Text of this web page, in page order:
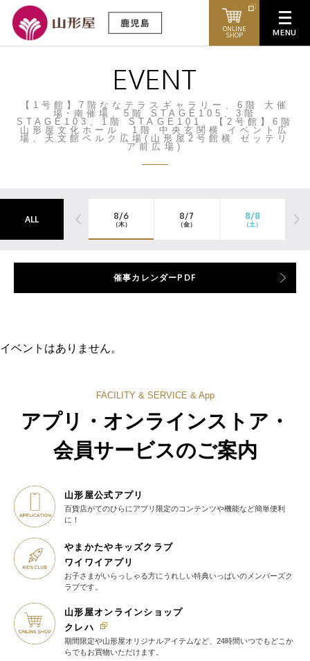
ONLINE
SHOP
EVENT
【1号館】7階ななテラスギャラリー、6階 大催
場･南催場、5階 STAGE105、3階
STAGE103、1階 STAGE101、【2号館】6階
山形屋文化ホール、1階 中央玄関横 イベント広
場、天文館ベルク広場(山形屋2号館横 ゼッテリ
ア前広場)
ALL 8/6
（木）
8/7
（金）
8/8
（土）
催事カレンダーPDF
イベントはありません。
FACILITY & SERVICE & App
アプリ・オンラインストア・
会員サービスのご案内
山形屋公式アプリ
百貨店がてのひらにアプリ限定のコンテンツや機能など簡単便利
に！
やまかたやキッズクラブ
ワイワイアプリ
お子さまがいらっしゃる方に うれしい特典いっぱいの メンバーズク
ラブです。
山形屋オンラインショップ
クレハ
期間限定や山形屋オリジナルアイテムなど、24時間いつでもどこか
らでもお買物いただけます。